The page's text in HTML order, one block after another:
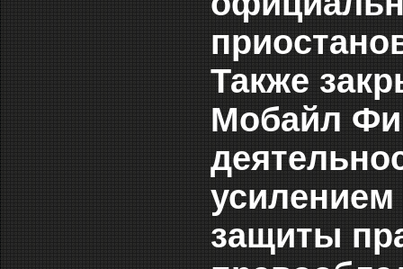
Также
Мобайл
усилением
защиты